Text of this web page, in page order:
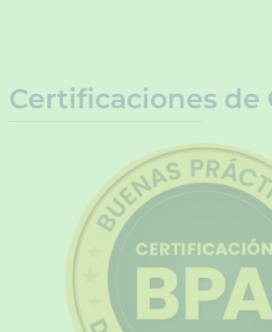
Certificaciones de